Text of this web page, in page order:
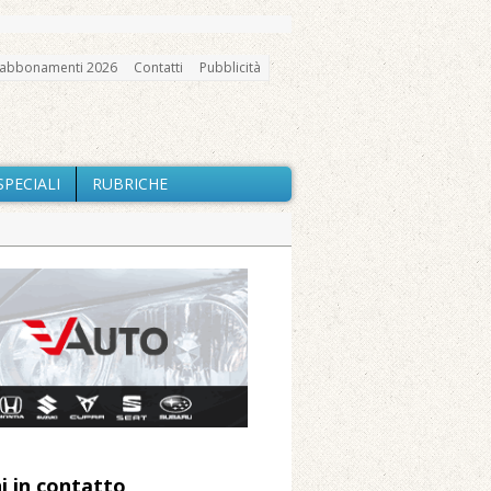
2026 Contatti Pubblicità
RUBRICHE
«Misura precauzionale e
della Pro Loco
estrema e gli incendi